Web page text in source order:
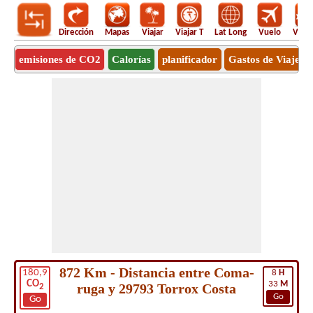
Dirección Mapas Viajar Viajar T Lat Long Vuelo
emisiones de CO2 Calorías planificador Gastos de Viaje
180,9
CO2
Go
8 H
33 M
Go
872 Km - Distancia entre Coma-
ruga y 29793 Torrox Costa